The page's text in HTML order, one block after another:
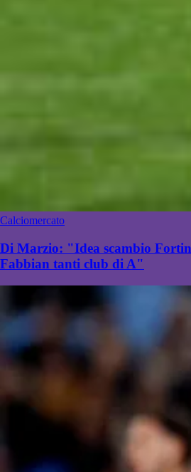
Calciomercato
Di Marzio: "Idea scambio
Fabbian tanti club di A"